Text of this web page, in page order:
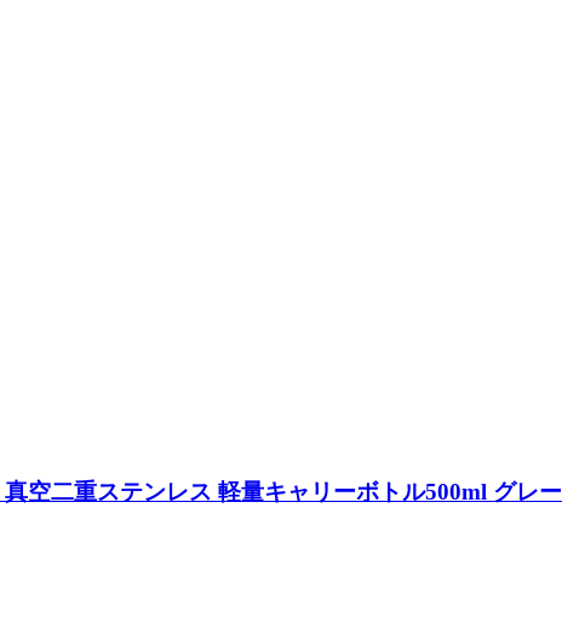
空二重ステンレス 軽量キャリーボトル500ml グレー